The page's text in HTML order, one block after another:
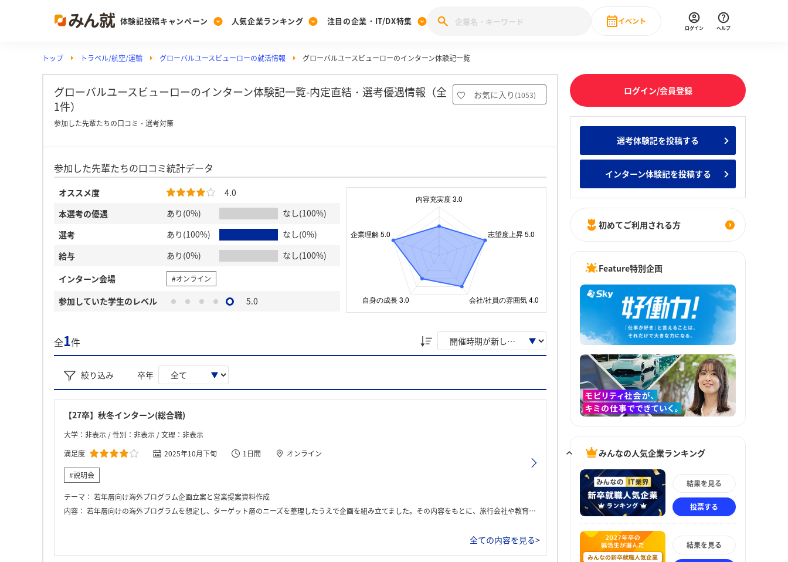
体験記投稿キャンペーン
Post
投稿する
[27卒] 本選考体験記投稿キャンペーン
人気企業ランキング
Ranking
ランキングを見る
みんなのDX企業就職ブランド調査
Vote みんなの新卒就職人気企業ランキング みんなのインターン人気企業ランキ
注目の企業・IT/DX特集
PickUp
注目の企業特集
28卒 IT・DX現場社員インタビュー
動画で知ろう！業界・企業研究
イベント
直近のイベント一覧
ログイン ヘルプ
トップ トラベル/航空/運輸 グローバルユースビューローの就活情報 グローバルユースビューローのインターン体験記一覧
グローバルユースビューローのインターン体験記一覧-内定直結・選考優遇情報（全
1件）
お気に入り (1053)
参加した先輩たちの口コミ・選考対策
参加した先輩たちの口コミ統計データ
オススメ度
4.0
本選考の優遇
あり(0%)
なし(100%)
選考
あり(100%)
なし(0%)
給与
あり(0%)
なし(100%)
インターン会場
#オンライン
参加していた学生のレベル 5.0
全1件
絞り込み 卒年
【27卒】秋冬インターン(総合職)
大学：非表示 / 性別：非表示 / 文理：非表示
満足度
2025年10月下旬 1日間 オンライン
#説明会
テーマ： 若年層向け海外プログラム企画立案と営業提案資料作成
内容： 若年層向けの海外プログラムを想定し、ターゲット層のニーズを整理したうえで企画を組み立てました。その内容をもとに、旅行会社や教育機関に提案することを意識した営業資料を作成し、メンバーと役割を分担しながら発表まで行いました。
全ての内容を見る>
ログイン/会員登録
選考体験記を投稿する
インターン体験記を投稿する
初めてご利用される方
Feature特別企画
みんなの人気企業ランキング
結果を見る
投票する
結果を見る